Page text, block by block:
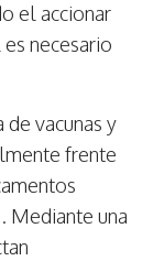
el accionar
necesario
vacunas y
frente
Mediante una